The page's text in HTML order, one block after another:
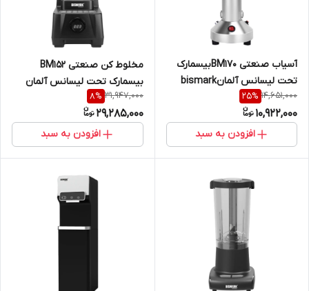
آسیاب صنعتی BM170بیسمارک
تحت لیسانس آلمانbismark
14,651,000
25%
10,922,000
افزودن به سبد
مخلوط کن صنعتی BM152
بیسمارک تحت لیسانس آلمان
bismark
31,947,000
8%
29,285,000
افزودن به سبد